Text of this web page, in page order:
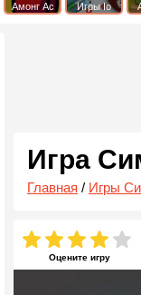
Амонг Ас Игры Io
Игра
Главная / Игры
Оцените игру